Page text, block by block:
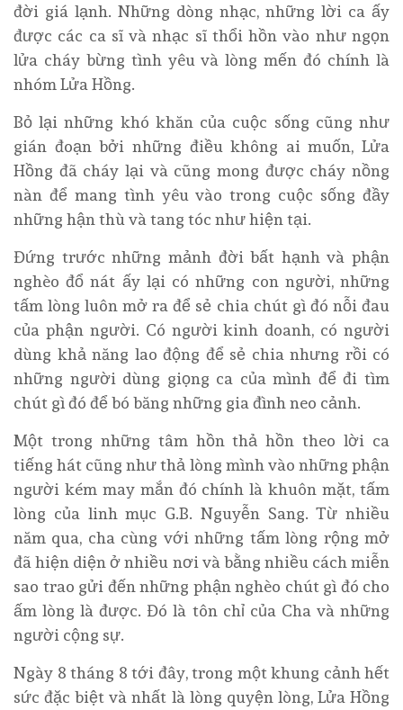
đời giá lạnh. Những dòng nhạc, những lời ca ấy
được các ca sĩ và nhạc sĩ thổi hồn vào như ngọn
lửa cháy bừng tình yêu và lòng mến đó chính là
nhóm Lửa Hồng.
Bỏ lại những khó khăn của cuộc sống cũng như
gián đoạn bởi những điều không ai muốn, Lửa
Hồng đã cháy lại và cũng mong được cháy nồng
nàn để mang tình yêu vào trong cuộc sống đầy
những hận thù và tang tóc như hiện tại.
Đứng trước những mảnh đời bất hạnh và phận
nghèo đổ nát ấy lại có những con người, những
tấm lòng luôn mở ra để sẻ chia chút gì đó nỗi đau
của phận người. Có người kinh doanh, có người
dùng khả năng lao động để sẻ chia nhưng rồi có
những người dùng giọng ca của mình để đi tìm
chút gì đó để bó băng những gia đình neo cảnh.
Một trong những tâm hồn thả hồn theo lời ca
tiếng hát cũng như thả lòng mình vào những phận
người kém may mắn đó chính là khuôn mặt, tấm
lòng của linh mục G.B. Nguyễn Sang. Từ nhiều
năm qua, cha cùng với những tấm lòng rộng mở
đã hiện diện ở nhiều nơi và bằng nhiều cách miễn
sao trao gửi đến những phận nghèo chút gì đó cho
ấm lòng là được. Đó là tôn chỉ của Cha và những
người cộng sự.
Ngày 8 tháng 8 tới đây, trong một khung cảnh hết
sức đặc biệt và nhất là lòng quyện lòng, Lửa Hồng